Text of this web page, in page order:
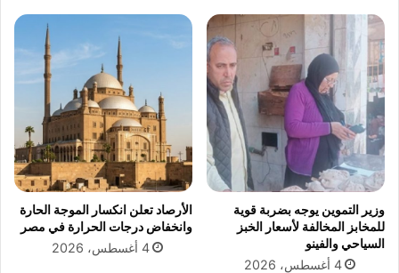
م
ع
ع
م
ر
و
م
ص
ط
ف
ى
ة
ن
ي
ل
ي
ك
ر
ي
و
أ
وزير التموين يوجه بضربة قوية
للمخابز المخالفة لأسعار الخبز
السياحي والفينو
4 أغسطس، 2026
الأرصاد تعلن انكسار الموجة الحارة
وانخفاض درجات الحرارة في مصر
4 أغسطس، 2026